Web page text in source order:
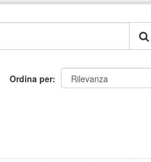
Ordina per